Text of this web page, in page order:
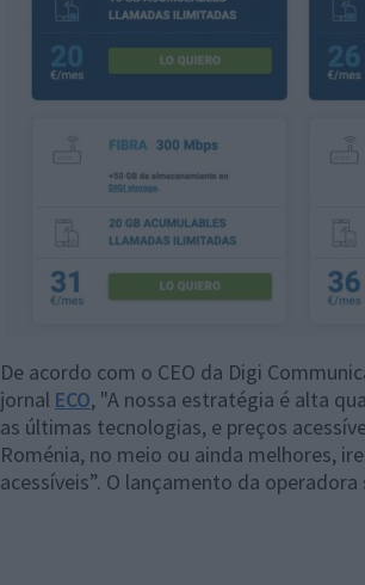
De acordo com o CEO da Digi
jornal ECO, "A nossa estratégia é alta
as últimas tecnologias, e preços
Roménia, no meio ou ainda melhores,
acessíveis”. O lançamento da